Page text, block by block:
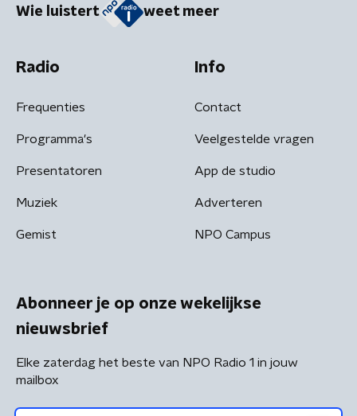
Wie luistert weet meer
Radio
Frequenties
Programma's
Presentatoren
Muziek
Gemist
Info
Contact
Veelgestelde vragen
App de studio
Adverteren
NPO Campus
Abonneer je op onze wekelijkse
nieuwsbrief
Elke zaterdag het beste van NPO Radio 1 in jouw
mailbox